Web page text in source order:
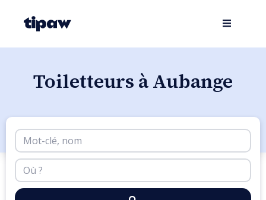
Toiletteurs à Aubange